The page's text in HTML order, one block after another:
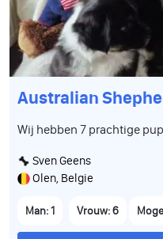
Australian
Wij hebben 7 prachtige
Sven Geens
Olen, Belgie
Man: 1 Vrouw: 6